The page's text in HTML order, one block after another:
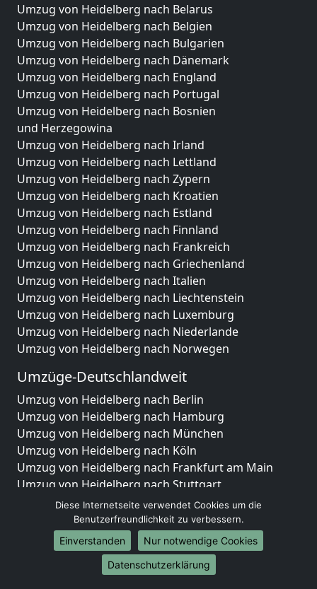
Umzug von Heidelberg nach Belarus
Umzug von Heidelberg nach Belgien
Umzug von Heidelberg nach Bulgarien
Umzug von Heidelberg nach Dänemark
Umzug von Heidelberg nach England
Umzug von Heidelberg nach Portugal
Umzug von Heidelberg nach Bosnien
und Herzegowina
Umzug von Heidelberg nach Irland
Umzug von Heidelberg nach Lettland
Umzug von Heidelberg nach Zypern
Umzug von Heidelberg nach Kroatien
Umzug von Heidelberg nach Estland
Umzug von Heidelberg nach Finnland
Umzug von Heidelberg nach Frankreich
Umzug von Heidelberg nach Griechenland
Umzug von Heidelberg nach Italien
Umzug von Heidelberg nach Liechtenstein
Umzug von Heidelberg nach Luxemburg
Umzug von Heidelberg nach Niederlande
Umzug von Heidelberg nach Norwegen
Umzüge-Deutschlandweit
Umzug von Heidelberg nach Berlin
Umzug von Heidelberg nach Hamburg
Umzug von Heidelberg nach München
Umzug von Heidelberg nach Köln
Umzug von Heidelberg nach Frankfurt am Main
Umzug von Heidelberg nach Stuttgart
Umzug von Heidelberg nach Düsseldorf
Umzug von Heidelberg nach Leipzig
Umzug von Heidelberg nach Dortmund
Umzug von Heidelberg nach Essen
Umzug von Heidelberg nach Bremen
Diese Internetseite verwendet Cookies um die
Benutzerfreundlichkeit zu verbessern.
Einverstanden
Nur notwendige Cookies
Datenschutzerklärung